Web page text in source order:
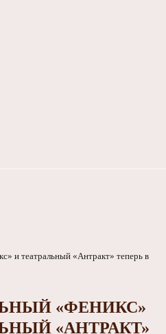
«ФЕНИКС»
«АНТРАКТ»